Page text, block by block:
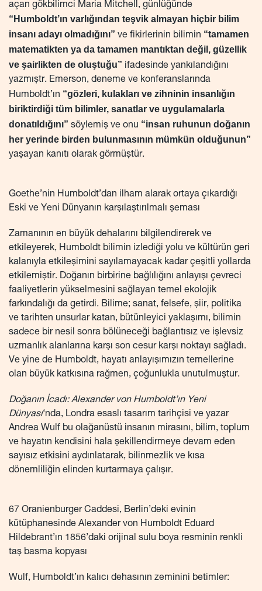
açan gökbilimci Maria Mitchell, günlüğünde
“Humboldt’ın varlığından teşvik almayan hiçbir bilim
insanı adayı olmadığını” ve fikirlerinin bilimin “tamamen
matematikten ya da tamamen mantıktan değil, güzellik
ve şairlikten de oluştuğu” ifadesinde yankılandığını
yazmıştr. Emerson, deneme ve konferanslarında
Humboldt’ın “gözleri, kulakları ve zihninin insanlığın
biriktirdiği tüm bilimler, sanatlar ve uygulamalarla
donatıldığını” söylemiş ve onu “insan ruhunun doğanın
her yerinde birden bulunmasının mümkün olduğunun”
yaşayan kanıtı olarak görmüştür.
Goethe’nin Humboldt’dan ilham alarak ortaya çıkardığı
Eski ve Yeni Dünyanın karşılaştırılmalı şeması
Zamanının en büyük dehalarını bilgilendirerek ve
etkileyerek, Humboldt bilimin izlediği yolu ve kültürün geri
kalanıyla etkileşimini sayılamayacak kadar çeşitli yollarda
etkilemiştir. Doğanın birbirine bağlılığını anlayışı çevreci
faaliyetlerin yükselmesini sağlayan temel ekolojik
farkındalığı da getirdi. Bilime; sanat, felsefe, şiir, politika
ve tarihten unsurlar katan, bütünleyici yaklaşımı, bilimin
sadece bir nesil sonra bölüneceği bağlantısız ve işlevsiz
uzmanlık alanlarına karşı son cesur karşı noktayı sağladı.
Ve yine de Humboldt, hayatı anlayışımızın temellerine
olan büyük katkısına rağmen, çoğunlukla unutulmuştur.
Doğanın İcadı: Alexander von Humboldt’ın Yeni
Dünyası‘nda, Londra esaslı tasarım tarihçisi ve yazar
Andrea Wulf bu olağanüstü insanın mirasını, bilim, toplum
ve hayatın kendisini hala şekillendirmeye devam eden
sayısız etkisini aydınlatarak, bilinmezlik ve kısa
dönemliliğin elinden kurtarmaya çalışır.
67 Oranienburger Caddesi, Berlin’deki evinin
kütüphanesinde Alexander von Humboldt Eduard
Hildebrant’ın 1856’daki orijinal sulu boya resminin renkli
taş basma kopyası
Wulf, Humboldt’ın kalıcı dehasının zeminini betimler: